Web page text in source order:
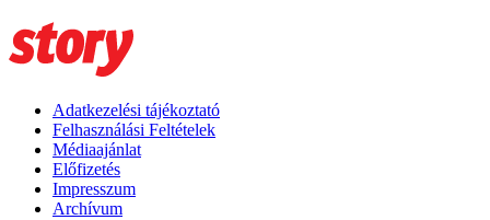
Adatkezelési tájékoztató
Felhasználási Feltételek
Médiaajánlat
Előfizetés
Impresszum
Archívum